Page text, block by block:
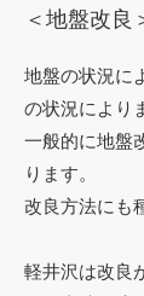
＜地盤改良
地盤の状況に
の状況により
一般的に地盤
ります。
改良方法にも
軽井沢は改良